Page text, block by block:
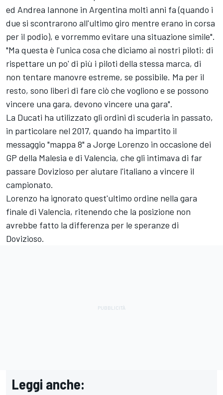
ed Andrea Iannone in Argentina molti anni fa (quando i
due si scontrarono all'ultimo giro mentre erano in corsa
per il podio), e vorremmo evitare una situazione simile".
"Ma questa è l'unica cosa che diciamo ai nostri piloti: di
rispettare un po' di più i piloti della stessa marca, di
non tentare manovre estreme, se possibile. Ma per il
resto, sono liberi di fare ciò che vogliono e se possono
vincere una gara, devono vincere una gara".
La Ducati ha utilizzato gli ordini di scuderia in passato,
in particolare nel 2017, quando ha impartito il
messaggio "mappa 8" a Jorge Lorenzo in occasione dei
GP della Malesia e di Valencia, che gli intimava di far
passare Dovizioso per aiutare l'italiano a vincere il
campionato.
Lorenzo ha ignorato quest'ultimo ordine nella gara
finale di Valencia, ritenendo che la posizione non
avrebbe fatto la differenza per le speranze di
Dovizioso.
Leggi anche: